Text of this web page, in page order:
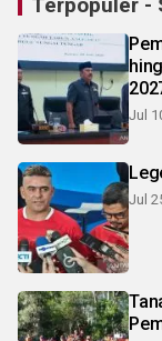
Terpopuler -
Jul
Jul